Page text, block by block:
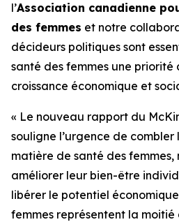
l’Association canadienne
des femmes et notre
décideurs politiques sont
santé des femmes une priorité
croissance économique et
« Le nouveau rapport du
souligne l’urgence de combler
matière de santé des femmes,
améliorer leur bien-être
libérer le potentiel
femmes représentent la